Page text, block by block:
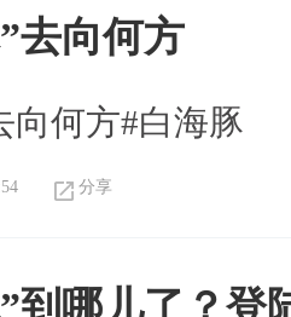
去向何方
向何方#白海豚
分享
到哪儿了？登